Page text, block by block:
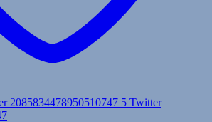
2085834478950510747 5 Twitter